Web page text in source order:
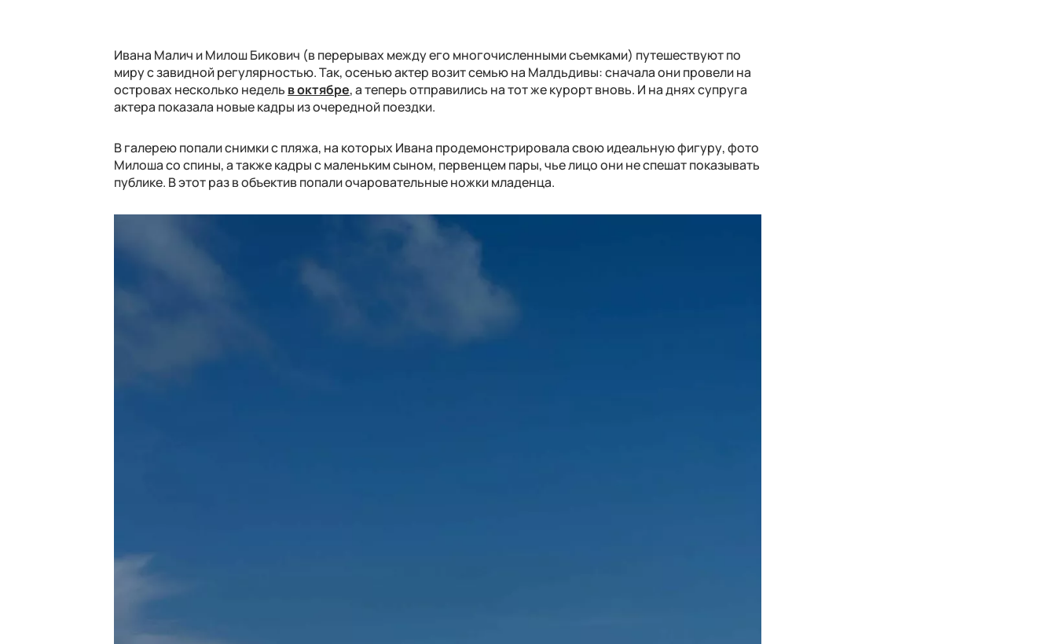
Ивана Малич и Милош Бикович (в перерывах между его многочисленными съемками) путешествуют по
миру с завидной регулярностью. Так, осенью актер возит семью на Малдьдивы: сначала они провели на
островах несколько недель в октябре, а теперь отправились на тот же курорт вновь. И на днях супруга
актера показала новые кадры из очередной поездки.
В галерею попали снимки с пляжа, на которых Ивана продемонстрировала свою идеальную фигуру, фото
Милоша со спины, а также кадры с маленьким сыном, первенцем пары, чье лицо они не спешат показывать
публике. В этот раз в объектив попали очаровательные ножки младенца.